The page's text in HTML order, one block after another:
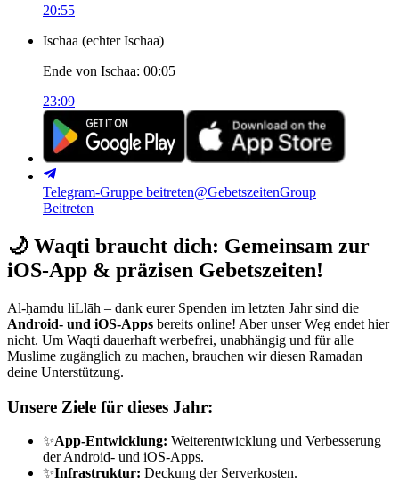
20:55
Ischaa (echter Ischaa)
Ende von Ischaa: 00:05
23:09
Telegram-Gruppe beitreten@GebetszeitenGroup
Beitreten
🌙 Waqti braucht dich: Gemeinsam zur
iOS-App & präzisen Gebetszeiten!
Al-ḥamdu liLlāh – dank eurer Spenden im letzten Jahr sind die
Android- und iOS-Apps bereits online! Aber unser Weg endet hier
nicht. Um Waqti dauerhaft werbefrei, unabhängig und für alle
Muslime zugänglich zu machen, brauchen wir diesen Ramadan
deine Unterstützung.
Unsere Ziele für dieses Jahr:
✨App-Entwicklung: Weiterentwicklung und Verbesserung
der Android- und iOS-Apps.
✨Infrastruktur: Deckung der Serverkosten.